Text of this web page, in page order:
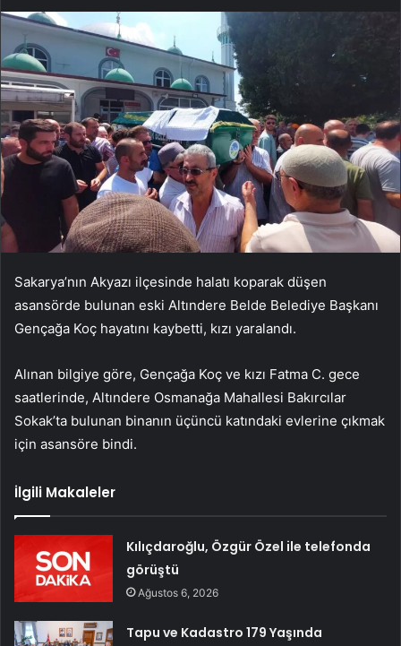
Sakarya’nın Akyazı ilçesinde halatı koparak düşen
asansörde bulunan eski Altındere Belde Belediye Başkanı
Gençağa Koç hayatını kaybetti, kızı yaralandı.
Alınan bilgiye göre, Gençağa Koç ve kızı Fatma C. gece
saatlerinde, Altındere Osmanağa Mahallesi Bakırcılar
Sokak’ta bulunan binanın üçüncü katındaki evlerine çıkmak
için asansöre bindi.
İlgili Makaleler
Kılıçdaroğlu, Özgür Özel ile telefonda
görüştü
Ağustos 6, 2026
Tapu ve Kadastro 179 Yaşında